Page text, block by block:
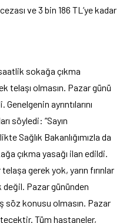
ve 3 bin 186 TL’ye kadar
sokağa çıkma
telaşı olmasın. Pazar günü
ayrıntılarını
söyledi: “Sayın
Sağlık Bakanlığımızla da
çıkma yasağı ilan edildi.
gerek yok, yarın fırınlar
değil. Pazar gününden
söz konusu olmasın. Pazar
Tüm hastaneler,